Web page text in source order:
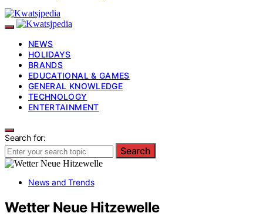
NEWS
HOLIDAYS
BRANDS
EDUCATIONAL & GAMES
GENERAL KNOWLEDGE
TECHNOLOGY
ENTERTAINMENT
Search for:
Search
News and Trends
Wetter Neue Hitzewelle